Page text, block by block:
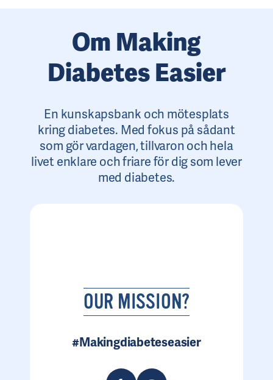
Om Making
Diabetes Easier
En kunskapsbank och mötesplats
kring diabetes. Med fokus på sådant
som gör vardagen, tillvaron och hela
livet enklare och friare för dig som lever
med diabetes.
OUR MISSION?
#Makingdiabeteseasier